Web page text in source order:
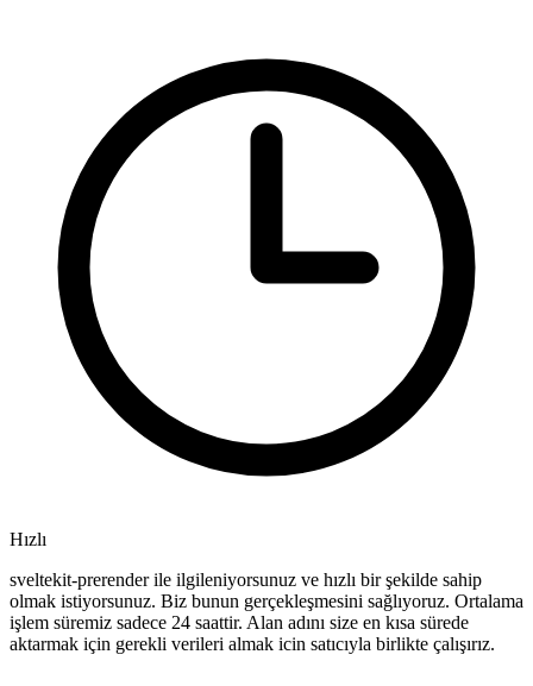
Hızlı
sveltekit-prerender ile ilgileniyorsunuz ve hızlı bir şekilde sahip
olmak istiyorsunuz. Biz bunun gerçekleşmesini sağlıyoruz. Ortalama
işlem süremiz sadece 24 saattir. Alan adını size en kısa sürede
aktarmak için gerekli verileri almak icin satıcıyla birlikte çalışırız.